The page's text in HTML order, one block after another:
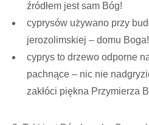
źródłem jest sam Bóg!
cyprysów używano przy
jerozolimskiej – domu Boga!
cyprys to drzewo odporne
pachnące – nic nie
zakłóci piękna Przymierza